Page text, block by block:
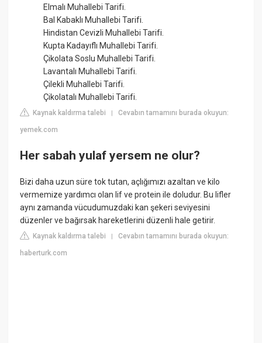
Elmalı Muhallebi Tarifi.
Bal Kabaklı Muhallebi Tarifi.
Hindistan Cevizli Muhallebi Tarifi.
Kupta Kadayıflı Muhallebi Tarifi.
Çikolata Soslu Muhallebi Tarifi.
Lavantalı Muhallebi Tarifi.
Çilekli Muhallebi Tarifi.
Çikolatalı Muhallebi Tarifi.
Kaynak kaldırma talebi |Cevabın tamamını burada okuyun:
yemek.com
Her sabah yulaf yersem ne olur?
Bizi daha uzun süre tok tutan, açlığımızı azaltan ve kilo
vermemize yardımcı olan lif ve protein ile doludur. Bu lifler
aynı zamanda vücudumuzdaki kan şekeri seviyesini
düzenler ve bağırsak hareketlerini düzenli hale getirir.
Kaynak kaldırma talebi |Cevabın tamamını burada okuyun:
haberturk.com